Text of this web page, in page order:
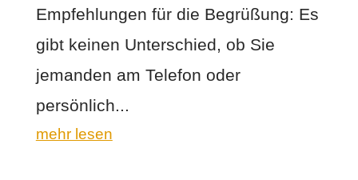
Empfehlungen für die Begrüßung: Es
gibt keinen Unterschied, ob Sie
jemanden am Telefon oder
persönlich...
mehr lesen